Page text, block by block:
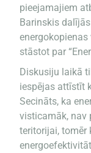
pieejamajiem
Barinskis
stāstot par
Diskusiju laikā
iespējas attīstīt
Secināts, ka
visticamāk, nav
teritorijai, tomēr